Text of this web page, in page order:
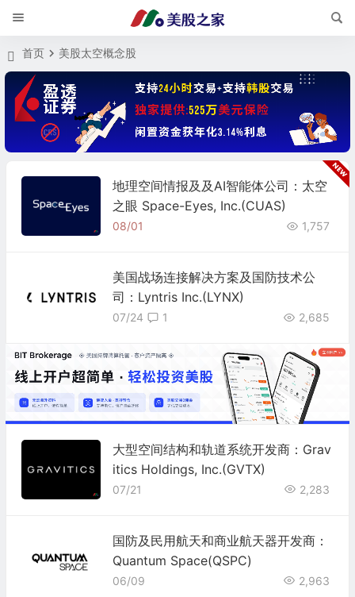
首页 美股太空概念股
地理空间情报及及AI智能体公司：太空
之眼 Space-Eyes, Inc.(CUAS)
08/01 1,757
美国战场连接解决方​​案及国防技术公
司：Lyntris Inc.(LYNX)
07/24 2,685
1
大型空间结构和轨道系统开发商：Grav
itics Holdings, Inc.(GVTX)
07/21 2,283
国防及民用航天和商业航天器开发商：
Quantum Space(QSPC)
06/09 2,963